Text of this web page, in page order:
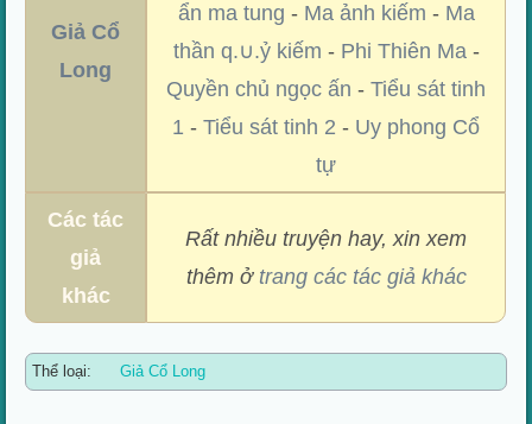
Giả Cổ
Long
ẩn ma tung - Ma ảnh kiếm - Ma
thần q.∪.ỷ kiếm - Phi Thiên Ma-
Quyền chủ ngọc ấn -Tiểu sát tinh
1 -Tiểu sát tinh 2 - Uy phong Cổ
tự
Các tác
giả
khác
Rất nhiều truyện hay, xin xem
thêm ở trang các tác giả khác
Thể loại: Giả Cổ Long